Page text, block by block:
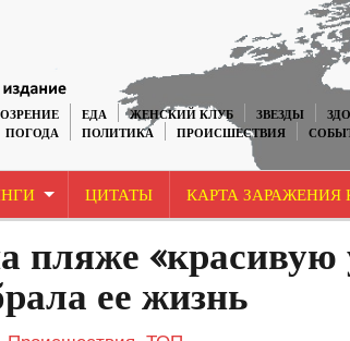
ЕДА ЖЕНСКИЙ КЛУБ ЗВЕЗДЫ
ПОГОДА ПОЛИТИКА ПРОИСШЕСТВИЯ
ЦИТАТЫ КАРТА ЗАРАЖЕНИЯ
пляже «красивую
ее жизнь